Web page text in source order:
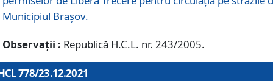
Municipiul Braşov.
Observații : Republică H.C.L. nr. 243/2005.
778/23.12.2021